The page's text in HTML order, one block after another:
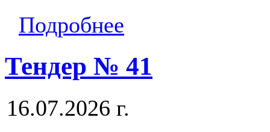
Подробнее
Тендер № 41
16.07.2026 г.